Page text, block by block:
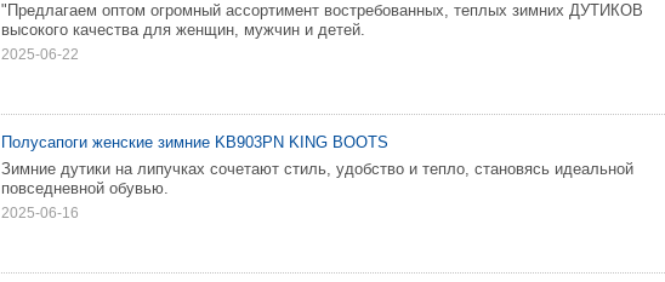
"Предлагаем оптом огромный ассортимент востребованных, теплых зимних ДУТИКОВ
высокого качества для женщин, мужчин и детей.
2025-06-22
Полусапоги женские зимние KB903PN KING BOOTS
Зимние дутики на липучках сочетают стиль, удобство и тепло, становясь идеальной
повседневной обувью.
2025-06-16